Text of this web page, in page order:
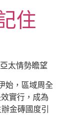
住
太情勢瞻望
始，區域周全
實行，成為
金磚國度引